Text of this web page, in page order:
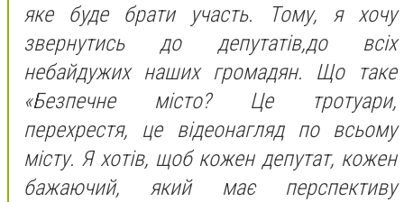
яке буде брати участь. Тому, я хочу
звернутись до депутатів,до всіх
небайдужих наших громадян. Що таке
«Безпечне місто? Це тротуари,
перехрестя, це відеонагляд по всьому
місту. Я хотів, щоб кожен депутат, кожен
бажаючий, який має перспективу